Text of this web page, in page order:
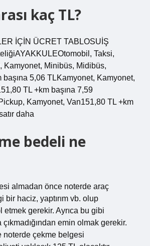
kaç TL?
İÇİN ÜCRET TABLOSUİŞ
Taksi,
Kamyonet, Minibüs, Midibüs,
başına 5,06 TLKamyonet, Kamyonet,
TL +km başına 7,59
Kamyonet, Van151,80 TL +km
daha
bedeli ne
almadan önce noterde araç
bir haciz, yaptırım vb. olup
etmek gerekir. Ayrıca bu gibi
emin olmak gerekir.
noterde çekme belgesi